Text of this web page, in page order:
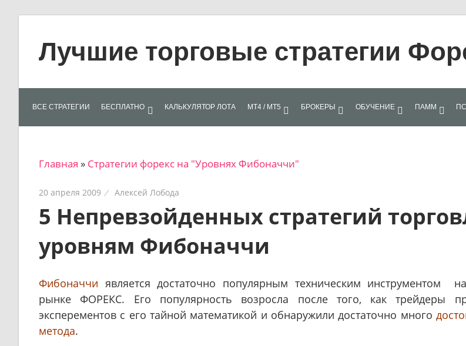
contentЛучшие торговые стратегии
для
рынках:
сигналы,
новости…
ВСЕ СТРАТЕГИИ БЕСПЛАТНО КАЛЬКУЛЯТОР ЛОТА МТ4 / МТ5 БРОКЕРЫ ОБУЧЕНИЕ ПАММ
Главная » Стратегии форекс на "Уровнях Фибоначчи"
20 апреля 2009 Алексей Лобода
5 Непревзойденных стратегий
уровням Фибоначчи
Фибоначчи является достаточно популярным техническим инструментом
рынке ФОРЕКС. Его популярность возросла после того, как трейдеры
эксперементов с его тайной математикой и обнаружили достаточно много
метода.